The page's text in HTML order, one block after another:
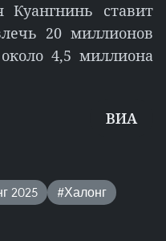
Куангнинь ставит
20 миллионов
4,5 миллиона
ВИА
2025 #Халонг